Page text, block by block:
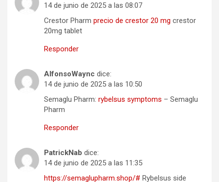
14 de junio de 2025 a las 08:07
Crestor Pharm precio de crestor 20 mg crestor
20mg tablet
Responder
AlfonsoWaync dice:
14 de junio de 2025 a las 10:50
Semaglu Pharm: rybelsus symptoms – Semaglu
Pharm
Responder
PatrickNab dice:
14 de junio de 2025 a las 11:35
https://semaglupharm.shop/# Rybelsus side